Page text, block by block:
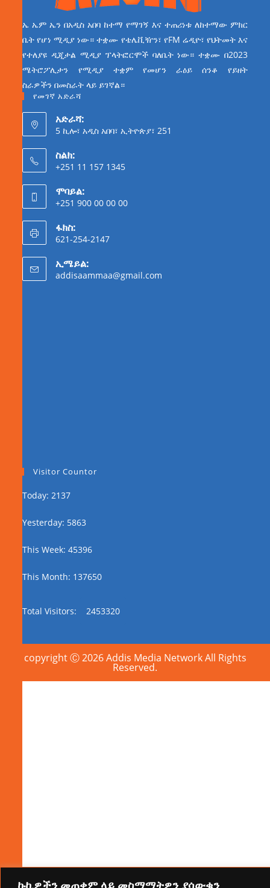
ኩኪዎችን መጠቀም ላይ መስማማትዎን ያሳውቁን
ኤ ኤም ኤን በአዲስ አበባ ከተማ የማገኝ እና ተጠሪነቱ ለከተማው ምክር
ቤት የሆነ ሚዲያ ነው። ተቋሙ የቴሌቪዥን፣ የFM ሬዲዮ፣ የህትመት እና
የተለያዩ ዲጂታል ሚዲያ ፕላትፎርሞች ባለቤት ነው። ተቋሙ በ2023
ሜትሮፖሊታን የሚዲያ ተቋም የመሆን ራዕይ ሰንቆ የይዘት
ስራዎችን በመስራት ላይ ይገኛል።
የመገኛ አድራሻ
አድራሻ:
5 ኪሎ፣ አዲስ አበባ፣ ኢትዮጵያ፣ 251
ስልክ:
+251 11 157 1345
ሞባይል:
+251 900 00 00 00
ፋክስ:
621-254-2147
ኢሜይል:
addisaammaa@gmail.com
Visitor Countor
Today: 2137
Yesterday: 5863
This Week: 45396
This Month: 137650
Total Visitors: 2453320
copyright Ⓒ 2026 Addis Media Network All Rights
Reserved.